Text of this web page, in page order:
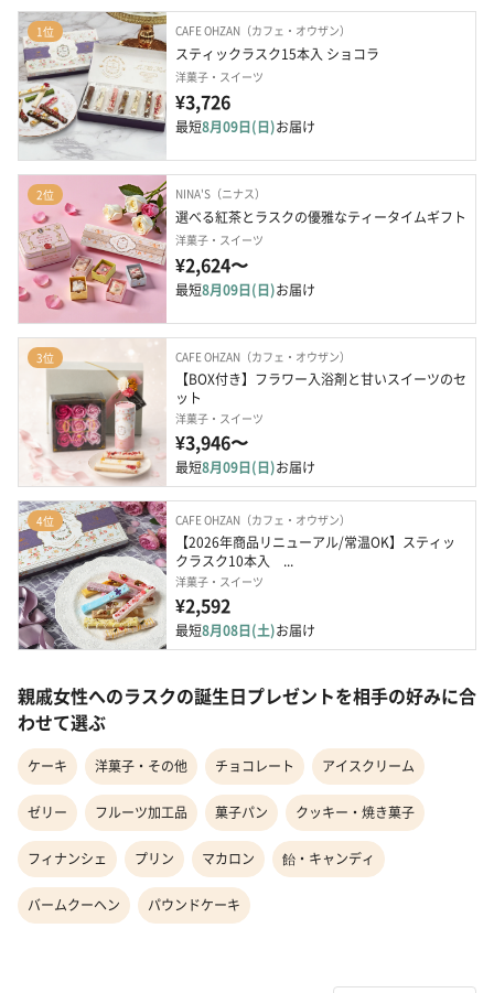
1位 CAFE OHZAN（カフェ・オウザン）
スティックラスク15本入 ショコラ
洋菓子・スイーツ
¥3,726
最短8月09日(日)お届け
2位 NINA'S（ニナス）
選べる紅茶とラスクの優雅なティータイムギフト
洋菓子・スイーツ
¥2,624〜
最短8月09日(日)お届け
3位 CAFE OHZAN（カフェ・オウザン）
【BOX付き】フラワー入浴剤と甘いスイーツのセ
ット
洋菓子・スイーツ
¥3,946〜
最短8月09日(日)お届け
4位 CAFE OHZAN（カフェ・オウザン）
【2026年商品リニューアル/常温OK】スティッ
クラスク10本入　...
洋菓子・スイーツ
¥2,592
最短8月08日(土)お届け
親戚女性へのラスクの誕生日プレゼントを相手の好みに合
わせて選ぶ
ケーキ 洋菓子・その他 チョコレート アイスクリーム
ゼリー フルーツ加工品 菓子パン クッキー・焼き菓子
フィナンシェ プリン マカロン 飴・キャンディ
バームクーヘン パウンドケーキ